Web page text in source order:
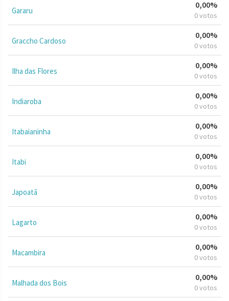
Gararu
0,00%
0 votos
Graccho Cardoso
0,00%
0 votos
Ilha das Flores
0,00%
0 votos
Indiaroba
0,00%
0 votos
Itabaianinha
0,00%
0 votos
Itabi
0,00%
0 votos
Japoatã
0,00%
0 votos
Lagarto
0,00%
0 votos
Macambira
0,00%
0 votos
Malhada dos Bois
0,00%
0 votos